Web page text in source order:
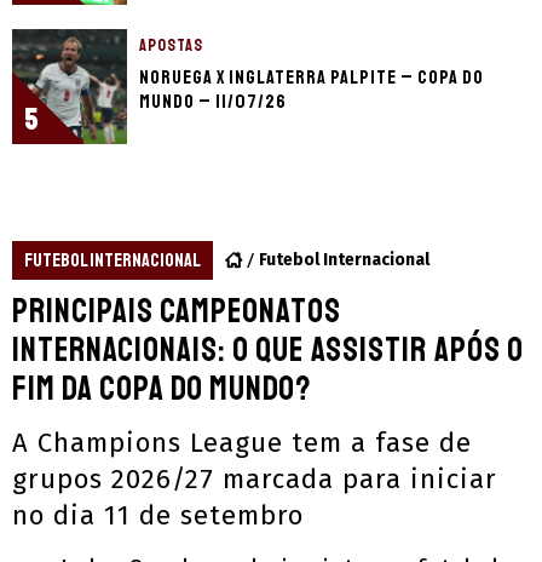
5
APOSTAS
Noruega x Inglaterra palpite – Copa do
Mundo – 11/07/26
FUTEBOL INTERNACIONAL Futebol Internacional
Principais campeonatos
internacionais: o que assistir após o
fim da Copa do Mundo?
A Champions League tem a fase de
grupos 2026/27 marcada para iniciar
no dia 11 de setembro